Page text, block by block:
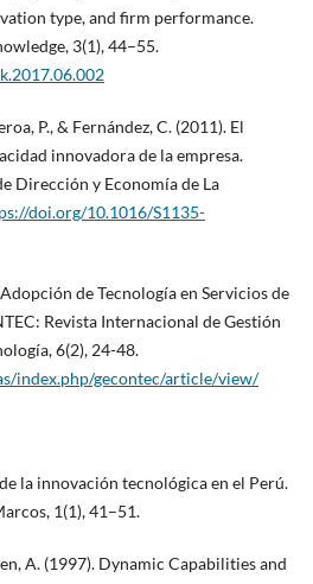
type, and firm performance.
3(1), 44–55.
P., & Fernández, C. (2011). El
innovadora de la empresa.
Dirección y Economía de La
doi.org/10.1016/S1135-
de Tecnología en Servicios de
Revista Internacional de Gestión
6(2), 24-48.
index.php/gecontec/article/view/
la innovación tecnológica en el Perú.
1(1), 41–51.
A. (1997). Dynamic Capabilities and